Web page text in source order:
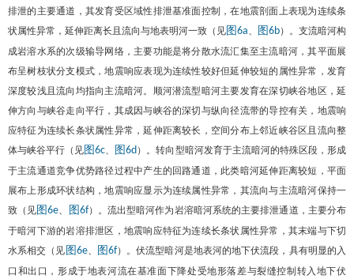
排泄的主要通道，其发育受区域性排泄基准面控制，在地震剖面上表现为连续条
状属性异常，延伸距离长且流向与地表明河一致（见图6a、 图6b）。支流暗河构
成岩溶水系的次级输导网络，主要功能是将分散水流汇集至主流暗河，其平面展
布呈树枝状分支模式，地震响应表现为连续性较好但延伸较短的属性异常，发育
深度较浅且流向均指向主流暗河。顺河潜流型暗河主要发育在深切峡谷地区，延
伸方向与峡谷走向平行，其成因与峡谷的深切与纵向径流带的导控有关，地震响
应特征为连续长条状属性异常，延伸距离较长，空间分布上邻近峡谷区且流向整
体与峡谷平行（见图6c、 图6d）。转向型暗河发育于主流暗河的特殊区段，形成
于主流通道竞争优势路径过程中产生的回路通道，此类暗河延伸距离较短，平面
展布上形成环状结构，地震响应显示为连续属性异常，其流向与主流暗河保持一
致（见图6e、 图6f）。流出型暗河作为岩溶暗河系统的主要排泄通道，主要分布
于暗河下游的岩溶排泄区，地震响应特征为连续长条状属性异常，其末端与下切
水系相交（见 图6e、 图6f）。伏流型暗河是地表河的地下伏流段，具有明显的入
口和出口，形成于地表河流在基准面下降处受地形落差与裂缝控制转入地下伏